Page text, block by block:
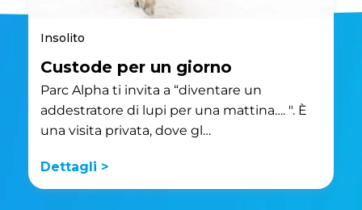
Insolito
Custode per un giorno
Parc Alpha ti invita a “diventare un
addestratore di lupi per una mattina…. ". È
una visita privata, dove gl…
Dettagli >